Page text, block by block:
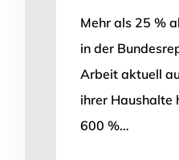
Mehr als 25 %
in der
Arbeit aktuell
ihrer Haushalte
600 %…